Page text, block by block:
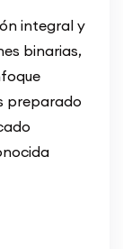
integral y
binarias,
preparado